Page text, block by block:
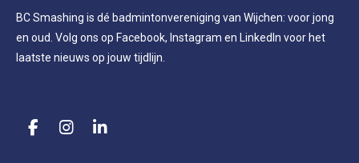
BC Smashing is dé badmintonvereniging van Wijchen: voor jong
en oud. Volg ons op Facebook, Instagram en LinkedIn voor het
laatste nieuws op jouw tijdlijn.
F
I
L